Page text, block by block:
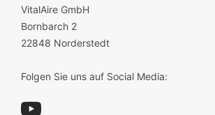
VitalAire GmbH
Bornbarch 2
22848 Norderstedt
Folgen Sie uns auf Social Media: